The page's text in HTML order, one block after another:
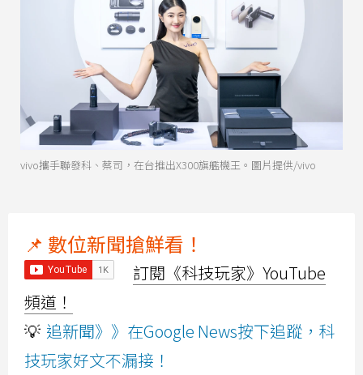
vivo攜手聯發科、蔡司，在台推出X300旗艦機王。圖片提供/vivo
📌 數位新聞搶鮮看！
訂閱《科技玩家》YouTube
頻道！
💡 追新聞》》在Google News按下追蹤，科
技玩家好文不漏接！